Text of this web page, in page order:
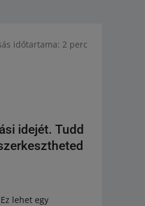
időtartama: 2 perc
idejét. Tudd
lehet egy